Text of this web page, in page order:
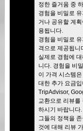
정한 즐거움 중
경험을 비밀로
거나 공유할 계
용됩니다.
경험을 비밀로
격으로 제공됩니
실제로 경험에
니다. 경험을 비
이 가격 시스템
대한 추가 요금입
TripAdvisor,
교환으로 리뷰를
하시기 바랍니다.
그들의 정책을
것에 대해 리뷰